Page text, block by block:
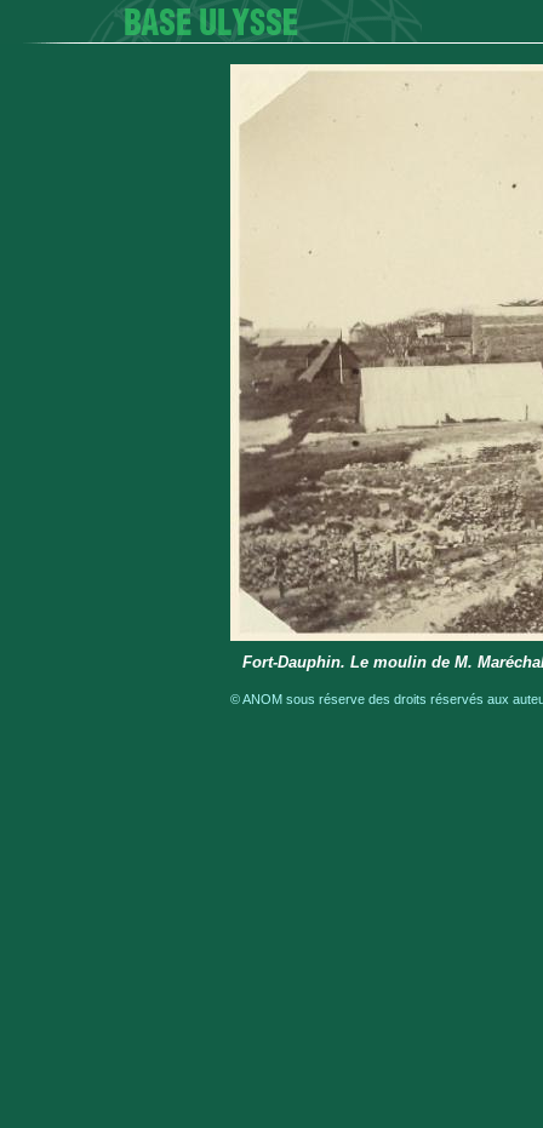
Fort-Dauphin. Le moulin de M.
© ANOM sous réserve des droits réservés aux